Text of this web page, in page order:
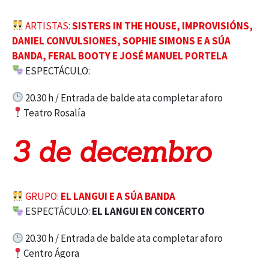
ARTISTAS:SISTERS IN THE HOUSE, IMPROVISIÓNS,
DANIEL CONVULSIONES, SOPHIE SIMONS E A SÚA
BANDA, FERAL BOOTY E JOSÉ MANUEL PORTELA
ESPECTÁCULO:
20.30 h / Entrada de balde ata completar aforo
Teatro Rosalía
3 de decembro
GRUPO: EL LANGUI E A SÚA BANDA
ESPECTÁCULO: EL LANGUI EN CONCERTO
20.30 h / Entrada de balde ata completar aforo
Centro Ágora